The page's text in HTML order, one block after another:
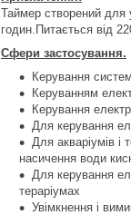
Таймер створений для
годин.Питається від
Сфери застосування.
Керування
Керуванням
Керування
Для керування
Для акваріумів і
насичення води
Для керування
тераріумах
Увімкнення і